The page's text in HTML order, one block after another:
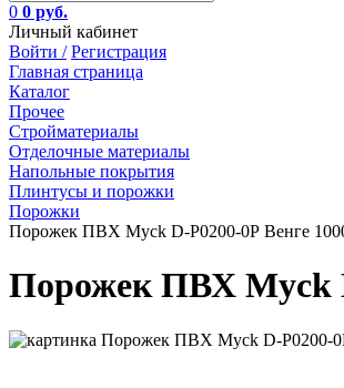
0 0 руб.
Личный кабинет
Войти / Регистрация
Главная страница
Каталог
Прочее
Стройматериалы
Отделочные материалы
Напольные покрытия
Плинтусы и порожки
Порожки
Порожек ПВХ Myck D-P0200-0Р Венге
Порожек ПВХ Myck